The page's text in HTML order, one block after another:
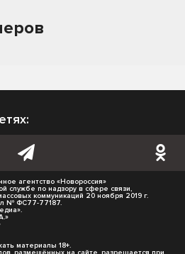
агентство «Новороссия»
службе по надзору в сфере связи,
коммуникаций 20 ноября 2019 г.
№ ФС77-77187.
материалы 18+.